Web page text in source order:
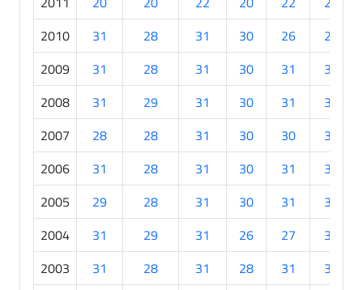
2010
31 28 31 30 26
23
2009
31 28 31 30 31
30
2008
31 29 31 30 31
30
2007
28 28 31 30 30
30
2006
31 28 31 30 31
30
2005
29 28 31 30 31
30
2004
31 29 31 26 27
30
2003
31 28 31 28 31
30